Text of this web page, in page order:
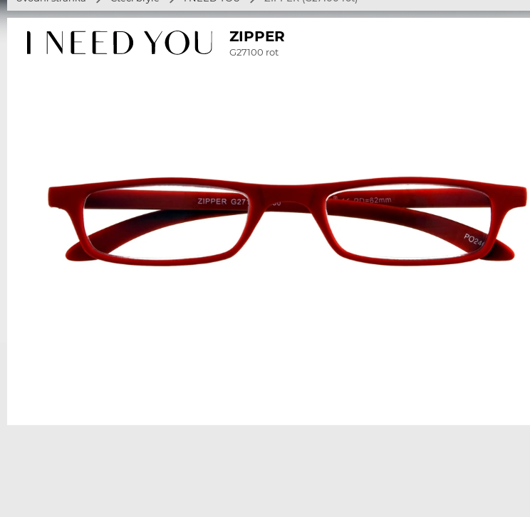
ZIPPER
G27100 rot